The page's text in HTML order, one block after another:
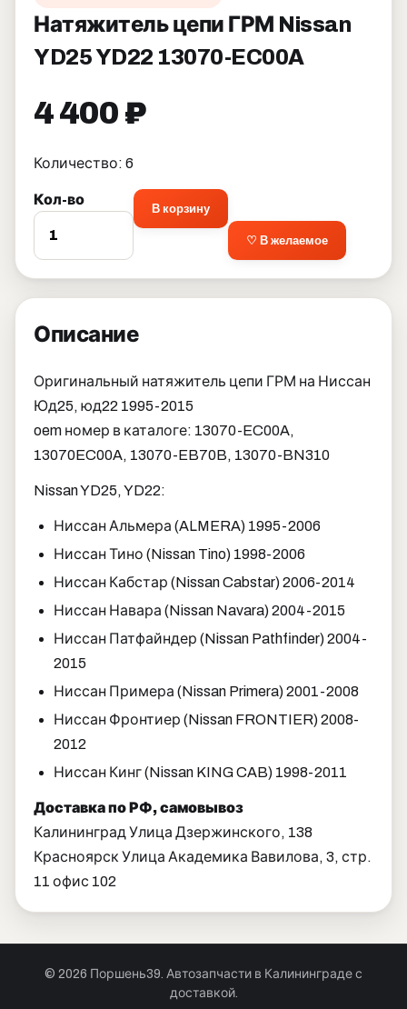
Натяжитель цепи ГРМ Nissan
YD25 YD22 13070-EC00A
4 400 ₽
Количество: 6
Кол-во
В корзину
♡ В желаемое
Описание
Оригинальный натяжитель цепи ГРМ на Ниссан
Юд25, юд22 1995-2015
oem номер в каталоге: 13070-EC00A,
13070EC00A, 13070-EB70B, 13070-BN310
Nissan YD25, YD22:
Ниссан Альмера (ALMERA) 1995-2006
Ниссан Тино (Nissan Tino) 1998-2006
Ниссан Кабстар (Nissan Cabstar) 2006-2014
Ниссан Навара (Nissan Navara) 2004-2015
Ниссан Патфайндер (Nissan Pathfinder) 2004-
2015
Ниссан Примера (Nissan Primera) 2001-2008
Ниссан Фронтиер (Nissan FRONTIER) 2008-
2012
Ниссан Кинг (Nissan KING CAB) 1998-2011
Доставка по РФ, самовывоз
Калининград Улица Дзержинского, 138
Красноярск Улица Академика Вавилова, 3, стр.
11 офис 102
© 2026 Поршень39. Автозапчасти в Калининграде с
доставкой.